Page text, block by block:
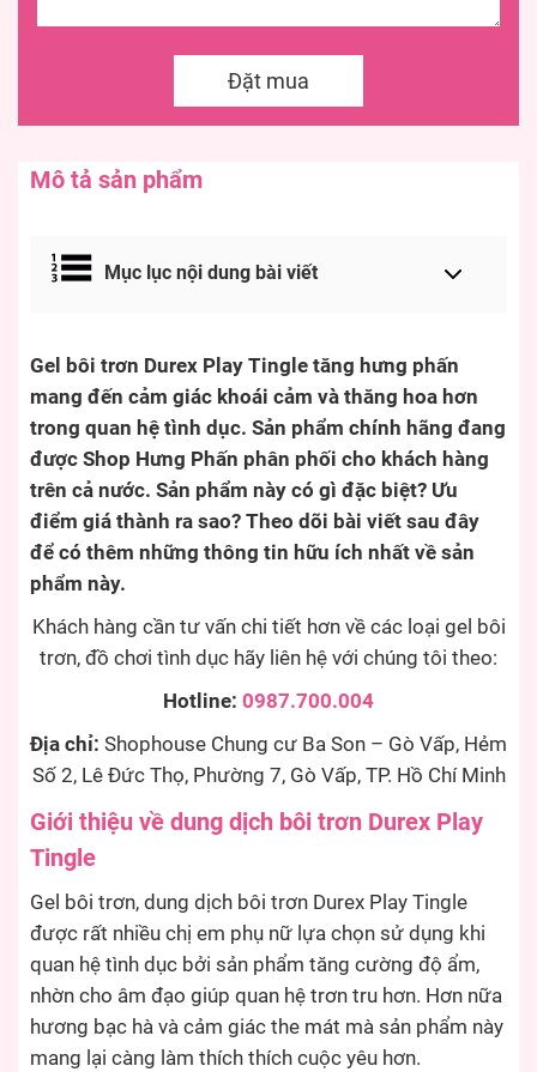
Đặt mua
Mô tả sản phẩm
Mục lục nội dung bài viết
Gel bôi trơn Durex Play Tingle tăng hưng phấn
mang đến cảm giác khoái cảm và thăng hoa hơn
trong quan hệ tình dục. Sản phẩm chính hãng đang
được Shop Hưng Phấn phân phối cho khách hàng
trên cả nước. Sản phẩm này có gì đặc biệt? Ưu
điểm giá thành ra sao? Theo dõi bài viết sau đây
để có thêm những thông tin hữu ích nhất về sản
phẩm này.
Khách hàng cần tư vấn chi tiết hơn về các loại gel bôi
trơn, đồ chơi tình dục hãy liên hệ với chúng tôi theo:
Hotline: 0987.700.004
Địa chỉ: Shophouse Chung cư Ba Son – Gò Vấp, Hẻm
Số 2, Lê Đức Thọ, Phường 7, Gò Vấp, TP. Hồ Chí Minh
Giới thiệu về dung dịch bôi trơn Durex Play
Tingle
Gel bôi trơn, dung dịch bôi trơn Durex Play Tingle
được rất nhiều chị em phụ nữ lựa chọn sử dụng khi
quan hệ tình dục bởi sản phẩm tăng cường độ ẩm,
nhờn cho âm đạo giúp quan hệ trơn tru hơn. Hơn nữa
hương bạc hà và cảm giác the mát mà sản phẩm này
mang lại càng làm thích thích cuộc yêu hơn.